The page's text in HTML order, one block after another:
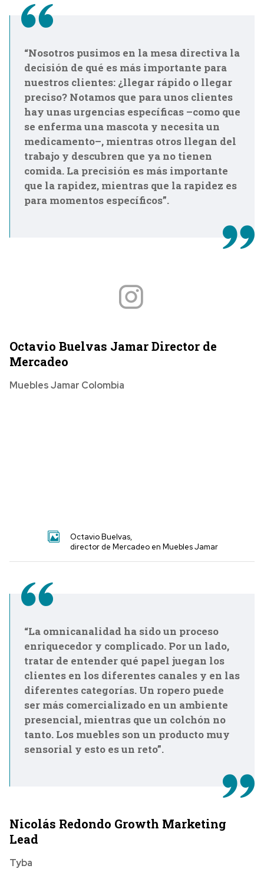
“Nosotros pusimos en la mesa directiva la
decisión de qué es más importante para
nuestros clientes: ¿llegar rápido o llegar
preciso? Notamos que para unos clientes
hay unas urgencias específicas –como que
se enferma una mascota y necesita un
medicamento–, mientras otros llegan del
trabajo y descubren que ya no tienen
comida. La precisión es más importante
que la rapidez, mientras que la rapidez es
para momentos específicos”.
Octavio Buelvas Jamar Director de
Mercadeo
Muebles Jamar Colombia
Octavio Buelvas,
director de Mercadeo en Muebles Jamar
“La omnicanalidad ha sido un proceso
enriquecedor y complicado. Por un lado,
tratar de entender qué papel juegan los
clientes en los diferentes canales y en las
diferentes categorías. Un ropero puede
ser más comercializado en un ambiente
presencial, mientras que un colchón no
tanto. Los muebles son un producto muy
sensorial y esto es un reto”.
Nicolás Redondo Growth Marketing
Lead
Tyba